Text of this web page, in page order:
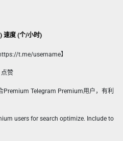
速度 (个/小时)
t.me/username】
赞
Telegram Premium用户，有利
users for search optimize. Include to